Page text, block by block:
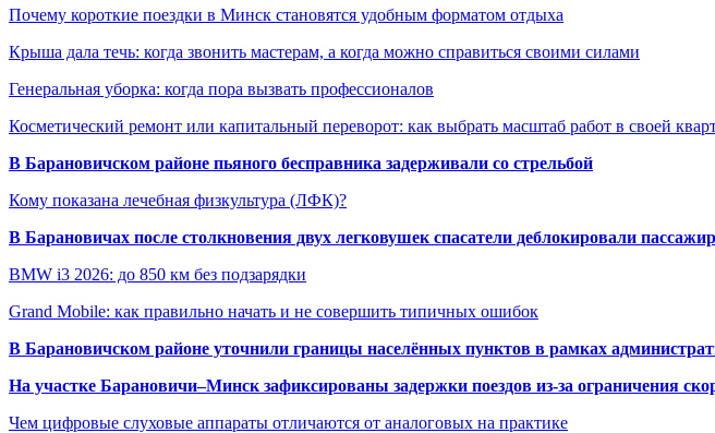
Почему короткие поездки в Минск становятся удобным форматом отдыха
Крыша дала течь: когда звонить мастерам, а когда можно справиться своими силами
Генеральная уборка: когда пора вызвать профессионалов
Косметический ремонт или капитальный переворот: как выбрать масштаб работ в своей
В Барановичском районе пьяного бесправника задерживали со стрельбой
Кому показана лечебная физкультура (ЛФК)?
В Барановичах после столкновения двух легковушек спасатели деблокировали
BMW i3 2026: до 850 км без подзарядки
Grand Mobile: как правильно начать и не совершить типичных ошибок
В Барановичском районе уточнили границы населённых пунктов в рамках
На участке Барановичи–Минск зафиксированы задержки поездов из-за ограничения
Чем цифровые слуховые аппараты отличаются от аналоговых на практике